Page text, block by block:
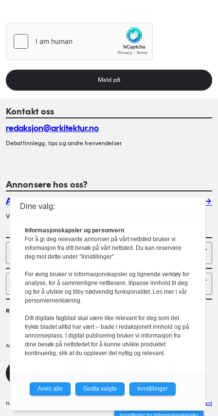
Meld på
Kontakt oss
redaksjon@arkitektur.no
Debattinnlegg, tips og andre henvendelser.
Annonsere hos oss?
Annonser
Vil du annonsere i Arkitektur? Les mer her.
Sider
Følg oss
Redaktør
Gaute Brochmann
Arkitektur er et tidsskrift utgitt avNorske arkitekters landsforbund.
NAL
Norske Arkitekters Landsforbund Utvikler: Xlent
Innstillinger for informasjonskapsler
Dine valg:
Informasjonskapsler og personvern
For å gi deg relevante annonser på vårt nettsted bruker vi
informasjon fra ditt besøk på vårt nettsted. Du kan reservere
deg mot dette under "Innstillinger".
For øvrig bruker vi informasjonskapsler og lignende verktøy for
analyse, for å sammenligne nettlesere, tilpasse innhold til deg
og for å utvikle og tilby nødvendig funksjonalitet. Les mer i vår
personvernerklæring.
Ditt digitale fagblad skal være like relevant for deg som det
trykte bladet alltid har vært – bade i redaksjonelt innhold og på
annonseplass. I digital publisering bruker vi informasjon fra
dine besøk på nettstedet for å kunne utvikle produktet
kontinuerlig, slik at du opplever det nyttig og relevant.
Avvis alle Godta valgte Innstillinger